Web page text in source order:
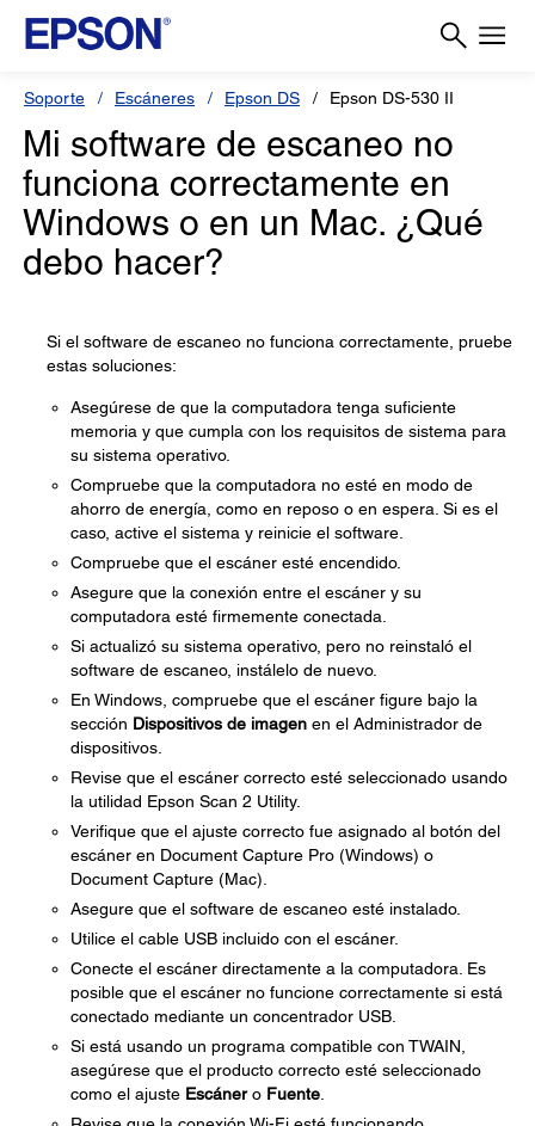
Soporte Escáneres Epson DS Epson DS-530 II
Mi software de escaneo no
funciona correctamente en
Windows o en un Mac. ¿Qué
debo hacer?
Si el software de escaneo no funciona correctamente, pruebe
estas soluciones:
Asegúrese de que la computadora tenga suficiente
memoria y que cumpla con los requisitos de sistema para
su sistema operativo.
Compruebe que la computadora no esté en modo de
ahorro de energía, como en reposo o en espera. Si es el
caso, active el sistema y reinicie el software.
Compruebe que el escáner esté encendido.
Asegure que la conexión entre el escáner y su
computadora esté firmemente conectada.
Si actualizó su sistema operativo, pero no reinstaló el
software de escaneo, instálelo de nuevo.
En Windows, compruebe que el escáner figure bajo la
sección Dispositivos de imagen en el Administrador de
dispositivos.
Revise que el escáner correcto esté seleccionado usando
la utilidad Epson Scan 2 Utility.
Verifique que el ajuste correcto fue asignado al botón del
escáner en Document Capture Pro (Windows) o
Document Capture (Mac).
Asegure que el software de escaneo esté instalado.
Utilice el cable USB incluido con el escáner.
Conecte el escáner directamente a la computadora. Es
posible que el escáner no funcione correctamente si está
conectado mediante un concentrador USB.
Si está usando un programa compatible con TWAIN,
asegúrese que el producto correcto esté seleccionado
como el ajuste Escánero Fuente